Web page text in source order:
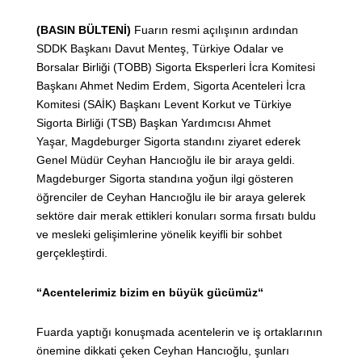
(BASIN BÜLTENİ) Fuarın resmi açılışının ardından
SDDK Başkanı Davut Menteş, Türkiye Odalar ve
Borsalar Birliği (TOBB) Sigorta Eksperleri İcra Komitesi
Başkanı Ahmet Nedim Erdem, Sigorta Acenteleri İcra
Komitesi (SAİK) Başkanı Levent Korkut ve Türkiye
Sigorta Birliği (TSB) Başkan Yardımcısı Ahmet
Yaşar, Magdeburger Sigorta standını ziyaret ederek
Genel Müdür Ceyhan Hancıoğlu ile bir araya geldi.
Magdeburger Sigorta standına yoğun ilgi gösteren
öğrenciler de Ceyhan Hancıoğlu ile bir araya gelerek
sektöre dair merak ettikleri konuları sorma fırsatı buldu
ve mesleki gelişimlerine yönelik keyifli bir sohbet
gerçekleştirdi.
“Acentelerimiz bizim en büyük gücümüz“
Fuarda yaptığı konuşmada acentelerin ve iş ortaklarının
önemine dikkati çeken Ceyhan Hancıoğlu, şunları